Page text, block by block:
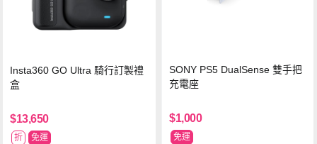
Insta360 GO Ultra 騎行訂製禮
盒
$13,650
折 免運
SONY PS5 DualSense 雙手把
充電座
$1,000
免運